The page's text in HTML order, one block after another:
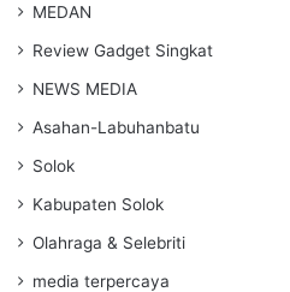
MEDAN
Review Gadget Singkat
NEWS MEDIA
Asahan-Labuhanbatu
Solok
Kabupaten Solok
Olahraga & Selebriti
media terpercaya